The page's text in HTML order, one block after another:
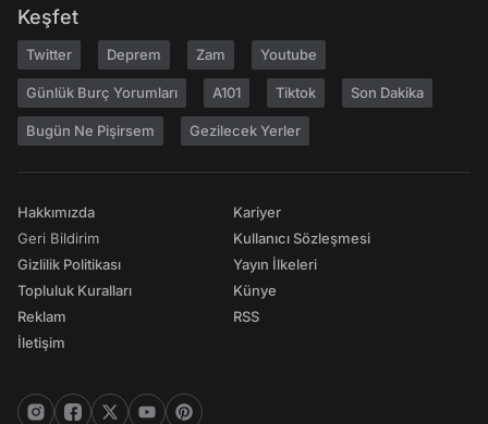
Keşfet
Twitter Deprem Zam Youtube
Günlük Burç Yorumları A101 Tiktok Son Dakika
Bugün Ne Pişirsem Gezilecek Yerler
Hakkımızda
Geri Bildirim
Gizlilik Politikası
Topluluk Kuralları
Reklam
İletişim
Kariyer
Kullanıcı Sözleşmesi
Yayın İlkeleri
Künye
RSS